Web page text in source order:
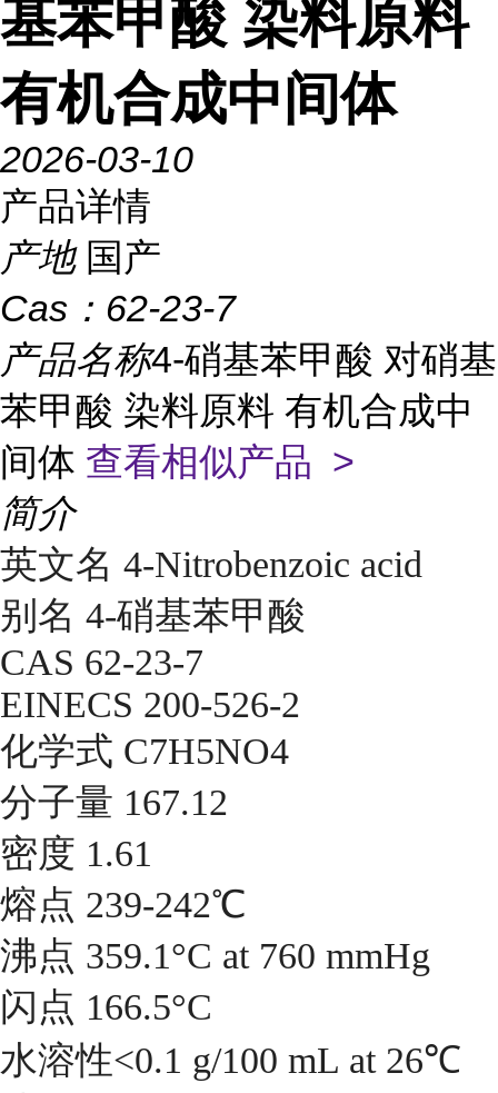
基苯甲酸 染料原料
有机合成中间体
2026-03-10
产品详情
产地 国产
Cas： 62-23-7
产品名称4-硝基苯甲酸 对硝基
苯甲酸 染料原料 有机合成中
间体 查看相似产品 >
简介
英文名 4-Nitrobenzoic acid
别名 4-硝基苯甲酸
CAS 62-23-7
EINECS 200-526-2
化学式 C7H5NO4
分子量 167.12
密度 1.61
熔点 239-242℃
沸点 359.1°C at 760 mmHg
闪点 166.5°C
水溶性<0.1 g/100 mL at 26℃